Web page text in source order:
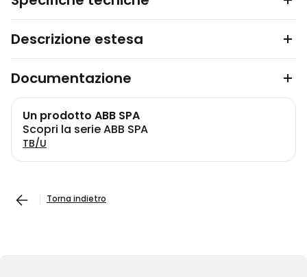
Descrizione estesa
Documentazione
Un prodotto ABB SPA
Scopri la serie ABB SPA
TB/U
Torna indietro